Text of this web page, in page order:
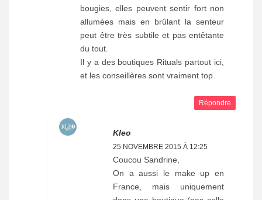
bougies, elles peuvent sentir fort non
allumées mais en brûlant la senteur
peut être très subtile et pas entêtante
du tout.
Il y a des boutiques Rituals partout ici,
et les conseillères sont vraiment top.
Répondre
Kleo
25 NOVEMBRE 2015 À 12:25
Coucou Sandrine,
On a aussi le make up en
France, mais uniquement